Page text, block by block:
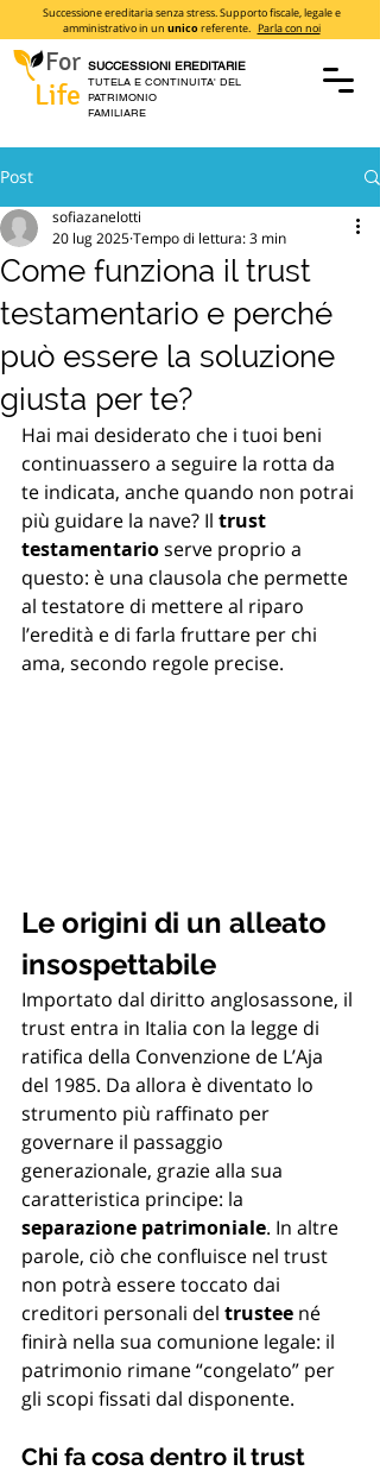
For
Life
SUCCESSIONI EREDITARIE
TUTELA E CONTINUITA' DEL
PATRIMONIO
FAMILIARE
Successione ereditaria senza stress. Supporto fiscale, legale e
amministrativo in un unicoreferente. Parla con noi
Post
Come funziona il trust
testamentario e perché
può essere la soluzione
giusta per te?
sofiazanelotti
20 lug 2025Tempo di lettura: 3 min
Hai mai desiderato che i tuoi beni
continuassero a seguire la rotta da
te indicata, anche quando non potrai
più guidare la nave? Il trust
testamentario serve proprio a
questo: è una clausola che permette
al testatore di mettere al riparo
l’eredità e di farla fruttare per chi
ama, secondo regole precise.
Le origini di un alleato
insospettabile
Importato dal diritto anglosassone, il
trust entra in Italia con la legge di
ratifica della Convenzione de L’Aja
del 1985. Da allora è diventato lo
strumento più raffinato per
governare il passaggio
generazionale, grazie alla sua
caratteristica principe: la
separazione patrimoniale. In altre
parole, ciò che confluisce nel trust
non potrà essere toccato dai
creditori personali del trustee né
finirà nella sua comunione legale: il
patrimonio rimane “congelato” per
gli scopi fissati dal disponente.
Chi fa cosa dentro il trust